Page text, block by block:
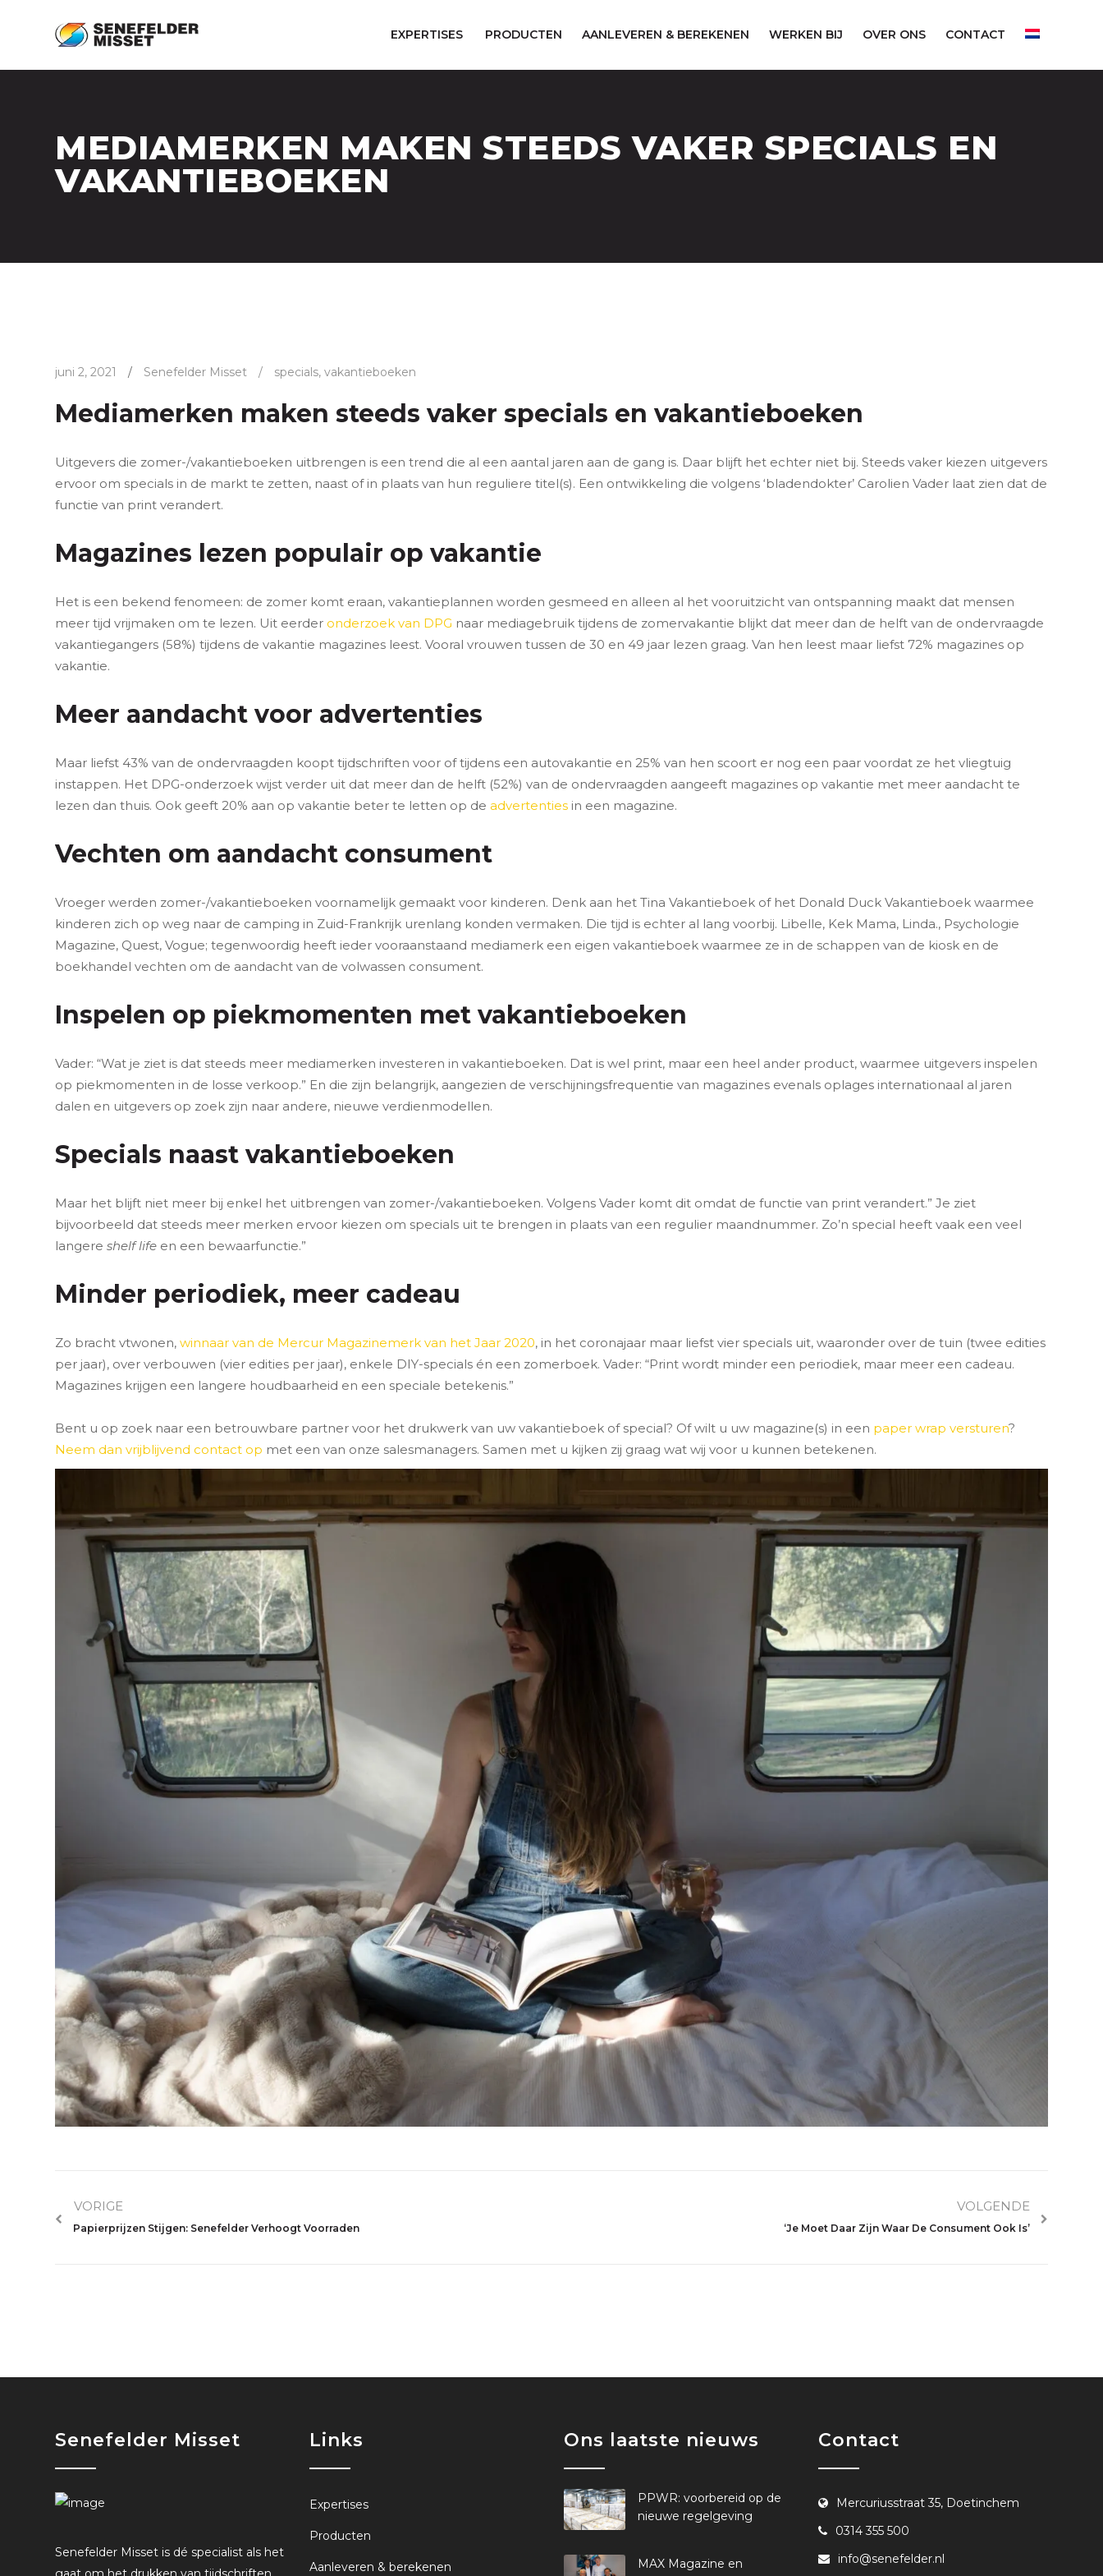
EXPERTISES PRODUCTEN AANLEVEREN & BEREKENEN WERKEN BIJ OVER ONS CONTACT
MEDIAMERKEN MAKEN STEEDS VAKER SPECIALS EN
VAKANTIEBOEKEN
juni 2, 2021 / Senefelder Misset / specials, vakantieboeken
Mediamerken maken steeds vaker specials en vakantieboeken
Uitgevers die zomer-/vakantieboeken uitbrengen is een trend die al een aantal jaren aan de gang is. Daar blijft het echter niet bij. Steeds vaker kiezen uitgevers
ervoor om specials in de markt te zetten, naast of in plaats van hun reguliere titel(s). Een ontwikkeling die volgens ‘bladendokter’ Carolien Vader laat zien dat de
functie van print verandert.
Magazines lezen populair op vakantie
Het is een bekend fenomeen: de zomer komt eraan, vakantieplannen worden gesmeed en alleen al het vooruitzicht van ontspanning maakt dat mensen
meer tijd vrijmaken om te lezen. Uit eerder onderzoek van DPG naar mediagebruik tijdens de zomervakantie blijkt dat meer dan de helft van de ondervraagde
vakantiegangers (58%) tijdens de vakantie magazines leest. Vooral vrouwen tussen de 30 en 49 jaar lezen graag. Van hen leest maar liefst 72% magazines op
vakantie.
Meer aandacht voor advertenties
Maar liefst 43% van de ondervraagden koopt tijdschriften voor of tijdens een autovakantie en 25% van hen scoort er nog een paar voordat ze het vliegtuig
instappen. Het DPG-onderzoek wijst verder uit dat meer dan de helft (52%) van de ondervraagden aangeeft magazines op vakantie met meer aandacht te
lezen dan thuis. Ook geeft 20% aan op vakantie beter te letten op de advertenties in een magazine.
Vechten om aandacht consument
Vroeger werden zomer-/vakantieboeken voornamelijk gemaakt voor kinderen. Denk aan het Tina Vakantieboek of het Donald Duck Vakantieboek waarmee
kinderen zich op weg naar de camping in Zuid-Frankrijk urenlang konden vermaken. Die tijd is echter al lang voorbij. Libelle, Kek Mama, Linda., Psychologie
Magazine, Quest, Vogue; tegenwoordig heeft ieder vooraanstaand mediamerk een eigen vakantieboek waarmee ze in de schappen van de kiosk en de
boekhandel vechten om de aandacht van de volwassen consument.
Inspelen op piekmomenten met vakantieboeken
Vader: “Wat je ziet is dat steeds meer mediamerken investeren in vakantieboeken. Dat is wel print, maar een heel ander product, waarmee uitgevers inspelen
op piekmomenten in de losse verkoop.” En die zijn belangrijk, aangezien de verschijningsfrequentie van magazines evenals oplages internationaal al jaren
dalen en uitgevers op zoek zijn naar andere, nieuwe verdienmodellen.
Specials naast vakantieboeken
Maar het blijft niet meer bij enkel het uitbrengen van zomer-/vakantieboeken. Volgens Vader komt dit omdat de functie van print verandert.” Je ziet
bijvoorbeeld dat steeds meer merken ervoor kiezen om specials uit te brengen in plaats van een regulier maandnummer. Zo’n special heeft vaak een veel
langere shelf life en een bewaarfunctie.”
Minder periodiek, meer cadeau
Zo bracht vtwonen, winnaar van de Mercur Magazinemerk van het Jaar 2020, in het coronajaar maar liefst vier specials uit, waaronder over de tuin (twee edities
per jaar), over verbouwen (vier edities per jaar), enkele DIY-specials én een zomerboek. Vader: “Print wordt minder een periodiek, maar meer een cadeau.
Magazines krijgen een langere houdbaarheid en een speciale betekenis.”
Bent u op zoek naar een betrouwbare partner voor het drukwerk van uw vakantieboek of special? Of wilt u uw magazine(s) in een paper wrap versturen?
Neem dan vrijblijvend contact op met een van onze salesmanagers. Samen met u kijken zij graag wat wij voor u kunnen betekenen.
VORIGE
Papierprijzen Stijgen: Senefelder Verhoogt Voorraden
VOLGENDE
‘Je Moet Daar Zijn Waar De Consument Ook Is’
Senefelder Misset
Senefelder Misset is dé specialist als het
Links
Expertises
Producten
Aanleveren & berekenen
Ons laatste nieuws
PPWR: voorbereid op de
nieuwe regelgeving
MAX Magazine en
Contact
Mercuriusstraat 35, Doetinchem
0314 355 500
info@senefelder.nl